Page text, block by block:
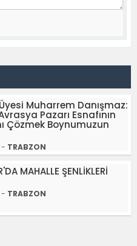
Üyesi Muharrem Danışmaz:
Pazarı Esnafının
Çözmek Boynumuzun
- TRABZON
MAHALLE ŞENLİKLERİ
- TRABZON